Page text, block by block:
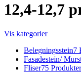
12,4-12,7
Vis kategorier
Belegningsstein7
Fasadestein/
Fliser75 Produkter